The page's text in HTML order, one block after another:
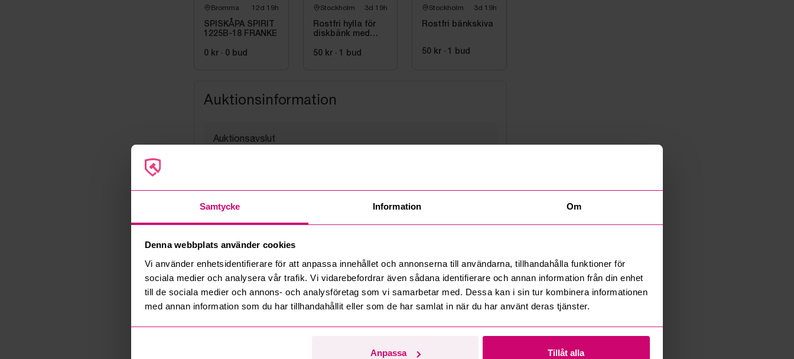
Samtycke Information Om
Denna webbplats använder cookies
Vi använder enhetsidentifierare för att anpassa innehållet och annonserna till användarna, tillhandahålla funktioner för
sociala medier och analysera vår trafik. Vi vidarebefordrar även sådana identifierare och annan information från din enhet
till de sociala medier och annons- och analysföretag som vi samarbetar med. Dessa kan i sin tur kombinera informationen
med annan information som du har tillhandahållit eller som de har samlat in när du har använt deras tjänster.
Anpassa Tillåt alla
Bromma 12d 19h
SPISKÅPA SPIRIT
1225B-18 FRANKE
0 kr · 0 bud
Stockholm 3d 19h
Rostfri hylla för
diskbänk med
50 kr · 1 bud
Stockholm 3d 19h
Rostfri bänkskiva
50 kr · 1 bud
Auktionsinformation
Auktionsavslut
Fredag 26 juni kl. 08 till 13
Adress
Export
Not allowed
Säljare
Företag